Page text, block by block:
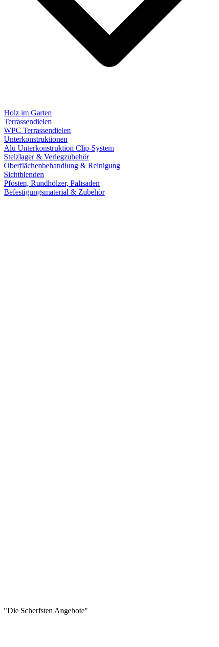
Holz im Garten
Terrassendielen
WPC Terrassendielen
Unterkonstruktionen
Alu Unterkonstruktion Clip-System
Stelzlager & Verlegzubehör
Oberflächenbehandlung & Reinigung
Sichtblenden
Pfosten, Rundhölzer, Palisaden
Befestigungsmaterial & Zubehör
"Die Scherfsten Angebote"